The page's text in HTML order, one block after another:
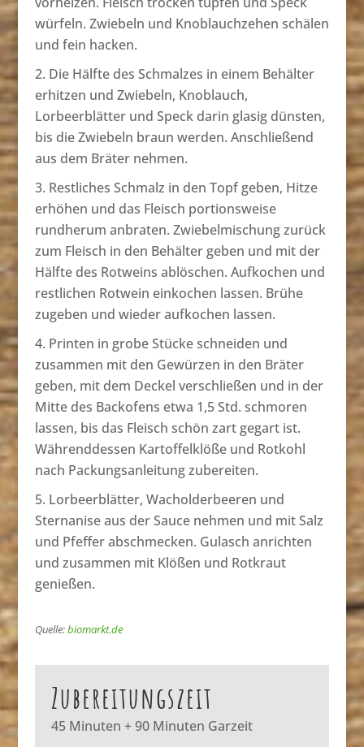
würfeln. Zwiebeln und Knoblauchzehen schälen
und fein hacken.
Die Hälfte des Schmalzes in einem Behälter
erhitzen und Zwiebeln, Knoblauch,
Lorbeerblätter und Speck darin glasig dünsten,
bis die Zwiebeln braun werden. Anschließend
aus dem Bräter nehmen.
Restliches Schmalz in den Topf geben, Hitze
erhöhen und das Fleisch portionsweise
rundherum anbraten. Zwiebelmischung zurück
zum Fleisch in den Behälter geben und mit der
Hälfte des Rotweins ablöschen. Aufkochen und
restlichen Rotwein einkochen lassen. Brühe
zugeben und wieder aufkochen lassen.
Printen in grobe Stücke schneiden und
zusammen mit den Gewürzen in den Bräter
geben, mit dem Deckel verschließen und in der
Mitte des Backofens etwa 1,5 Std. schmoren
lassen, bis das Fleisch schön zart gegart ist.
Währenddessen Kartoffelklöße und Rotkohl
nach Packungsanleitung zubereiten.
Lorbeerblätter, Wacholderbeeren und
Sternanise aus der Sauce nehmen und mit Salz
und Pfeffer abschmecken. Gulasch anrichten
und zusammen mit Klößen und Rotkraut
genießen.
Quelle:biomarkt.de
Zubereitungszeit
45 Minuten + 90 Minuten Garzeit